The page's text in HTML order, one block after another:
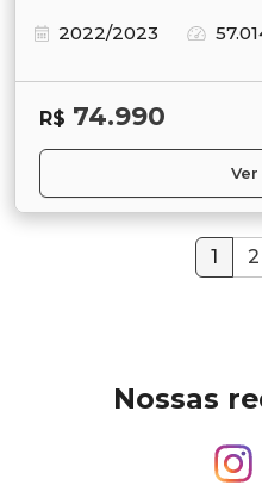
2022/2023
R$ 74.990
1 2
Nossas